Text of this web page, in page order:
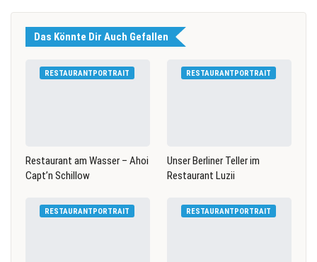
Das Könnte Dir Auch Gefallen
RESTAURANTPORTRAIT
Restaurant am Wasser – Ahoi
Capt’n Schillow
RESTAURANTPORTRAIT
Unser Berliner Teller im
Restaurant Luzii
RESTAURANTPORTRAIT RESTAURANTPORTRAIT